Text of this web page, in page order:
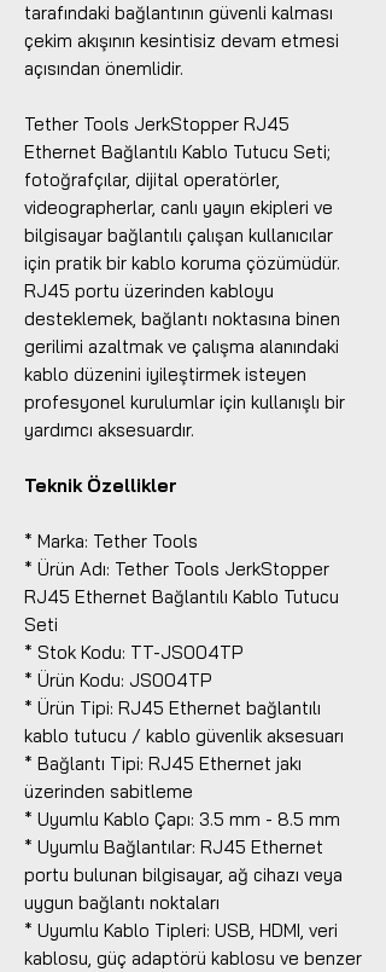
tarafındaki bağlantının güvenli kalması
çekim akışının kesintisiz devam etmesi
açısından önemlidir.
Tether Tools JerkStopper RJ45
Ethernet Bağlantılı Kablo Tutucu Seti;
fotoğrafçılar, dijital operatörler,
videographerlar, canlı yayın ekipleri ve
bilgisayar bağlantılı çalışan kullanıcılar
için pratik bir kablo koruma çözümüdür.
RJ45 portu üzerinden kabloyu
desteklemek, bağlantı noktasına binen
gerilimi azaltmak ve çalışma alanındaki
kablo düzenini iyileştirmek isteyen
profesyonel kurulumlar için kullanışlı bir
yardımcı aksesuardır.
Teknik Özellikler
* Marka: Tether Tools
* Ürün Adı: Tether Tools JerkStopper
RJ45 Ethernet Bağlantılı Kablo Tutucu
Seti
* Stok Kodu: TT-JS004TP
* Ürün Kodu: JS004TP
* Ürün Tipi: RJ45 Ethernet bağlantılı
kablo tutucu / kablo güvenlik aksesuarı
* Bağlantı Tipi: RJ45 Ethernet jakı
üzerinden sabitleme
* Uyumlu Kablo Çapı: 3.5 mm - 8.5 mm
* Uyumlu Bağlantılar: RJ45 Ethernet
portu bulunan bilgisayar, ağ cihazı veya
uygun bağlantı noktaları
* Uyumlu Kablo Tipleri: USB, HDMI, veri
kablosu, güç adaptörü kablosu ve benzer